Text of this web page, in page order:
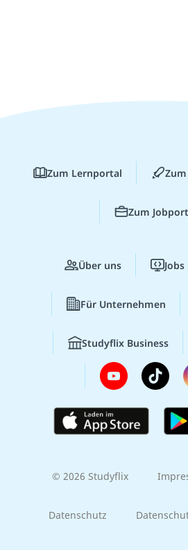
Zum Lernportal
Zum
Über uns
Für Unternehmen
Studyflix Business
© 2026 Studyflix
Datenschutz